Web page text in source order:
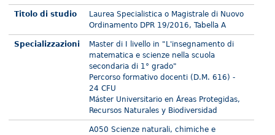
Titolo di studio
Laurea Specialistica o Magistrale di Nuovo
Ordinamento DPR 19/2016, Tabella A
Specializzazioni
Master di I livello in "L'insegnamento di
matematica e scienze nella scuola
secondaria di 1° grado"
Percorso formativo docenti (D.M. 616) -
24 CFU
Máster Universitario en Áreas Protegidas,
Recursos Naturales y Biodiversidad
A050 Scienze naturali, chimiche e